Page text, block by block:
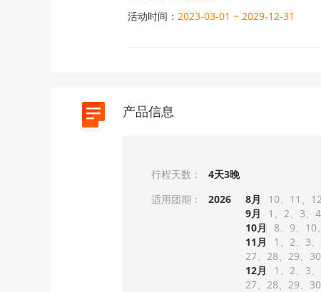
活动时间： 2023-03-01 ~ 2029-12-31
产品信息
行程天数：
4天3晚
适用团期：
2026 8月 10 11
9月
1 2 3 4
10月
8 9 10
11月
1 2 3
27
28 29
30
12月
1 2 3
27
28 29 30